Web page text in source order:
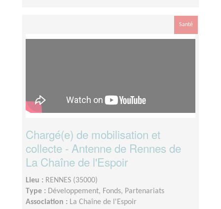
Santé
Chargé(e) de mobilisation et
collecte - Antenne de Rennes de
La Chaîne de l'Espoir
Lieu : RENNES (35000)
Type : Développement, Fonds, Partenariats
Association : La Chaîne de l'Espoir